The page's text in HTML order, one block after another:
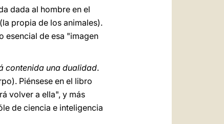
dada al hombre en el
propia de los animales).
esencial de esa "imagen
contenida una dualidad.
Piénsese en el libro
volver a ella", y más
de ciencia e inteligencia